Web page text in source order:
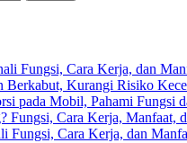
Fungsi, Cara Kerja, dan
Berkabut, Kurangi Risiko
pada Mobil, Pahami Fungsi
Cara Kerja, Manfaat,
Fungsi, Cara Kerja, dan